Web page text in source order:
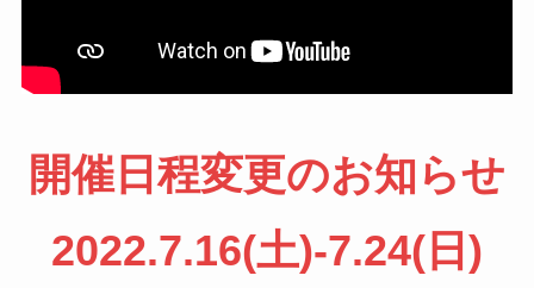
開催日程変更のお知らせ
2022.7.16(土)-7.24(日)